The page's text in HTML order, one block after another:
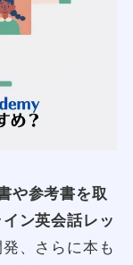
や参考書を取
ン英会話レッ
、さらに本も